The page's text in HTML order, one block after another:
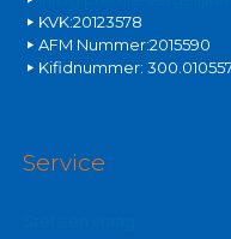
KVK:20123578
AFM Nummer:2015590
Kifidnummer:
Service